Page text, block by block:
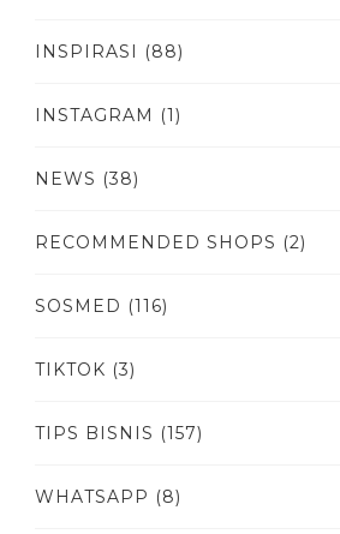
INSPIRASI (88)
INSTAGRAM (1)
NEWS (38)
RECOMMENDED SHOPS (2)
SOSMED (116)
TIKTOK (3)
TIPS BISNIS (157)
WHATSAPP (8)